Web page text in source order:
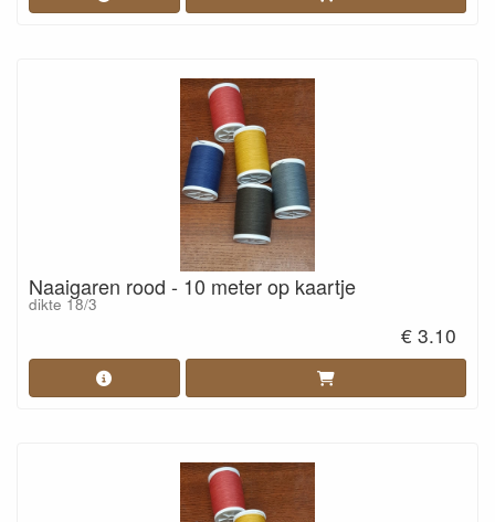
Naaigaren rood - 10 meter op kaartje
dikte 18/3
€ 3.10